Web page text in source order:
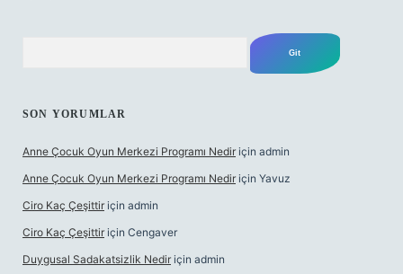
SON YORUMLAR
Anne Çocuk Oyun Merkezi Programı Nedir için admin
Anne Çocuk Oyun Merkezi Programı Nedir için Yavuz
Ciro Kaç Çeşittir için admin
Ciro Kaç Çeşittir için Cengaver
Duygusal Sadakatsizlik Nedir için admin